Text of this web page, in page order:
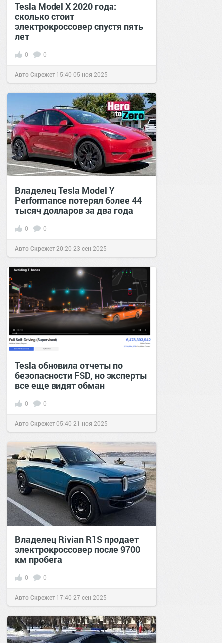
Tesla Model X 2020 года:
сколько стоит
электрокроссовер спустя пять
лет
0 0
Авто Скрежет 15:40 05 ноя 2025
Владелец Tesla Model Y
Performance потерял более 44
тысяч долларов за два года
0 0
Авто Скрежет 20:20 23 сен 2025
Tesla обновила отчеты по
безопасности FSD, но эксперты
все еще видят обман
0 0
Авто Скрежет05:40 21 ноя 2025
Владелец Rivian R1S продает
электрокроссовер после 9700
км пробега
0 0
Авто Скрежет 17:40 27 сен 2025